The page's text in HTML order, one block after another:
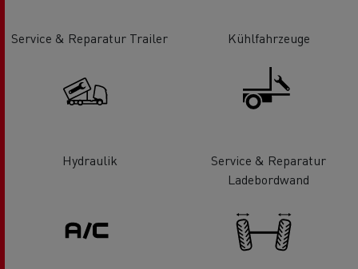
Service & Reparatur Trailer Kühlfahrzeuge
Hydraulik
Service & Reparatur
Ladebordwand